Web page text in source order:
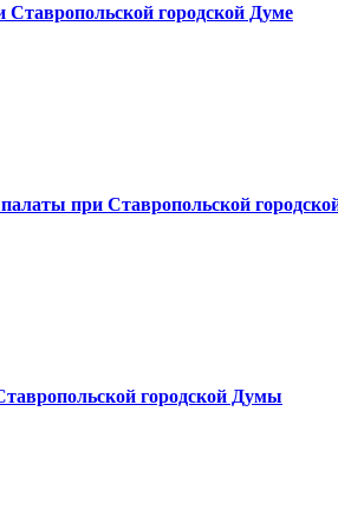
городской Думе
при Ставропольской
городской Думы